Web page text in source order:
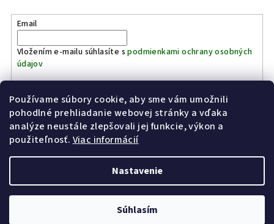
Používame súbory cookie, aby sme vám umožnili
pohodlné prehliadanie webovej stránky a vďaka
analýze neustále zlepšovali jej funkcie, výkon a
použiteľnosť. Viac informácií
Nastavenie
Súhlasím
Email
Vložením e-mailu súhlasíte spodmienkami ochrany osobných
údajov
Prihlásiť sa
Kinostrelnica Páleník